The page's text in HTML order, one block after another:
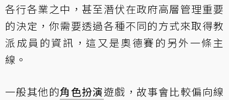
各行各業之中，甚至潛伏在政府高層管理重要
的決定，你需要透過各種不同的方式來取得教
派成員的資訊，這又是奧德賽的另外一條主
線。
一般其他的角色扮演遊戲，故事會比較偏向線